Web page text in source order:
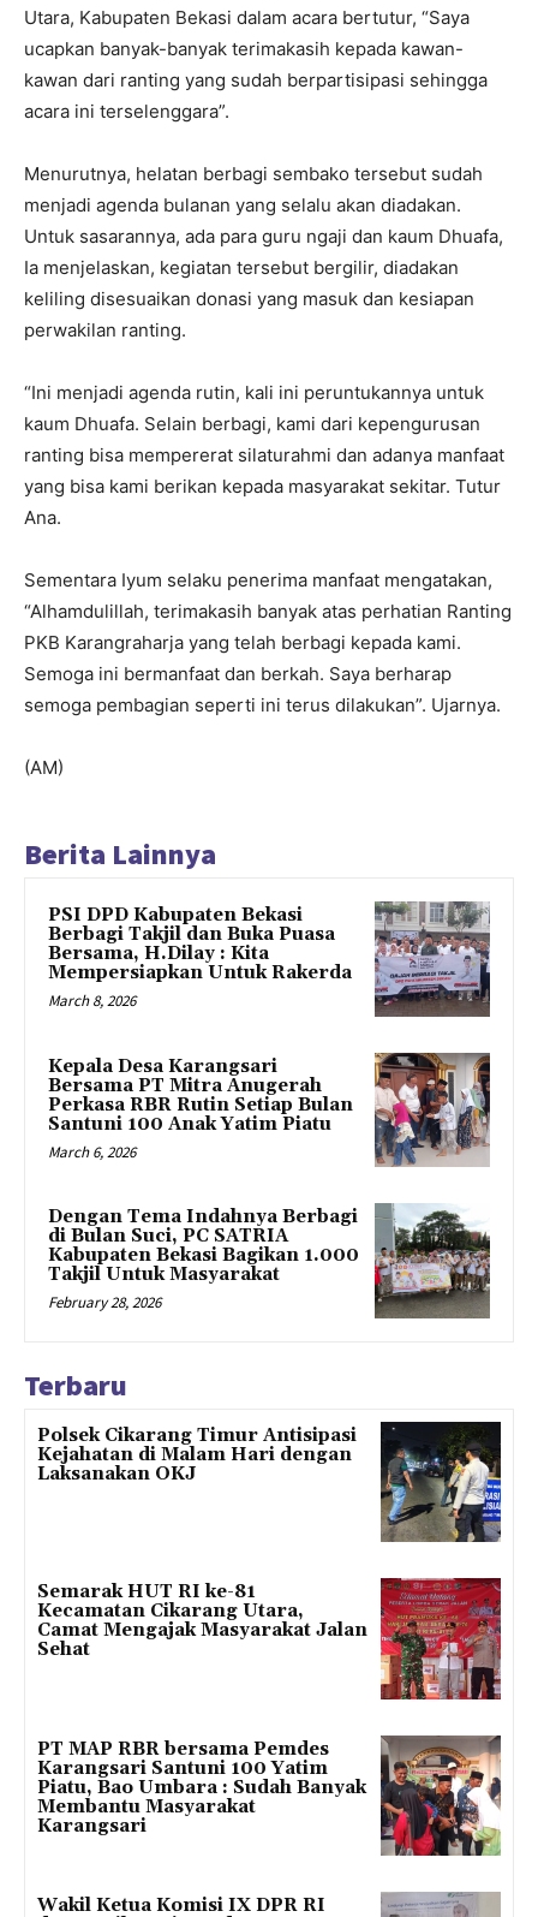
Utara, Kabupaten Bekasi dalam acara bertutur, “Saya
ucapkan banyak-banyak terimakasih kepada kawan-
kawan dari ranting yang sudah berpartisipasi sehingga
acara ini terselenggara”.
Menurutnya, helatan berbagi sembako tersebut sudah
menjadi agenda bulanan yang selalu akan diadakan.
Untuk sasarannya, ada para guru ngaji dan kaum Dhuafa,
Ia menjelaskan, kegiatan tersebut bergilir, diadakan
keliling disesuaikan donasi yang masuk dan kesiapan
perwakilan ranting.
“Ini menjadi agenda rutin, kali ini peruntukannya untuk
kaum Dhuafa. Selain berbagi, kami dari kepengurusan
ranting bisa mempererat silaturahmi dan adanya manfaat
yang bisa kami berikan kepada masyarakat sekitar. Tutur
Ana.
Sementara Iyum selaku penerima manfaat mengatakan,
“Alhamdulillah, terimakasih banyak atas perhatian Ranting
PKB Karangraharja yang telah berbagi kepada kami.
Semoga ini bermanfaat dan berkah. Saya berharap
semoga pembagian seperti ini terus dilakukan”. Ujarnya.
(AM)
Berita Lainnya
PSI DPD Kabupaten Bekasi
Berbagi Takjil dan Buka Puasa
Bersama, H.Dilay : Kita
Mempersiapkan Untuk Rakerda
March 8, 2026
Kepala Desa Karangsari
Bersama PT Mitra Anugerah
Perkasa RBR Rutin Setiap Bulan
Santuni 100 Anak Yatim Piatu
March 6, 2026
Dengan Tema Indahnya Berbagi
di Bulan Suci, PC SATRIA
Kabupaten Bekasi Bagikan 1.000
Takjil Untuk Masyarakat
February 28, 2026
Terbaru
Polsek Cikarang Timur Antisipasi
Kejahatan di Malam Hari dengan
Laksanakan OKJ
Semarak HUT RI ke-81
Kecamatan Cikarang Utara,
Camat Mengajak Masyarakat Jalan
Sehat
PT MAP RBR bersama Pemdes
Karangsari Santuni 100 Yatim
Piatu, Bao Umbara : Sudah Banyak
Membantu Masyarakat
Karangsari
Wakil Ketua Komisi IX DPR RI